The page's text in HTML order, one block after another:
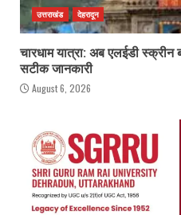
उत्तराखंड देहरादून
चारधाम यात्रा: अब एलईडी स्क्रीन
सटीक जानकारी
August 6, 2026